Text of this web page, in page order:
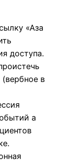
«Аза
доступа.
(вербное в
а